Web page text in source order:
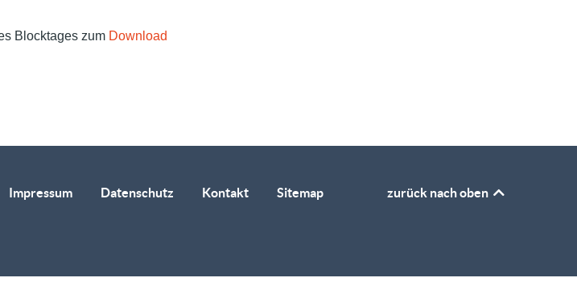
Blocktages zum Download
Impressum Datenschutz Kontakt Sitemap zurück nach oben